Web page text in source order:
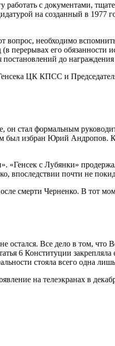
с документами,
на созданный в 1977
вопрос, необходимо
перерывах его
до
ЦК КПСС и
стал формальным
был избран Юрий Андропов.
с Лубянки»
впоследствии почти не
смерти Черненко. В тот
остался. Все дело в том,
6 Конституции
стояла всего одна
на телеэкранах в